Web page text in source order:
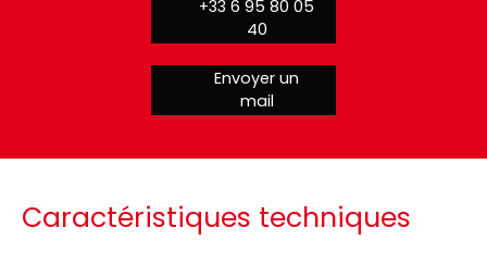
+33 6 95 80 05
40
Envoyer un
mail
Caractéristiques techniques